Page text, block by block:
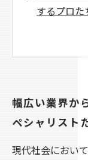
するプロた
幅広い業界か
ペシャリスト
現代社会におい